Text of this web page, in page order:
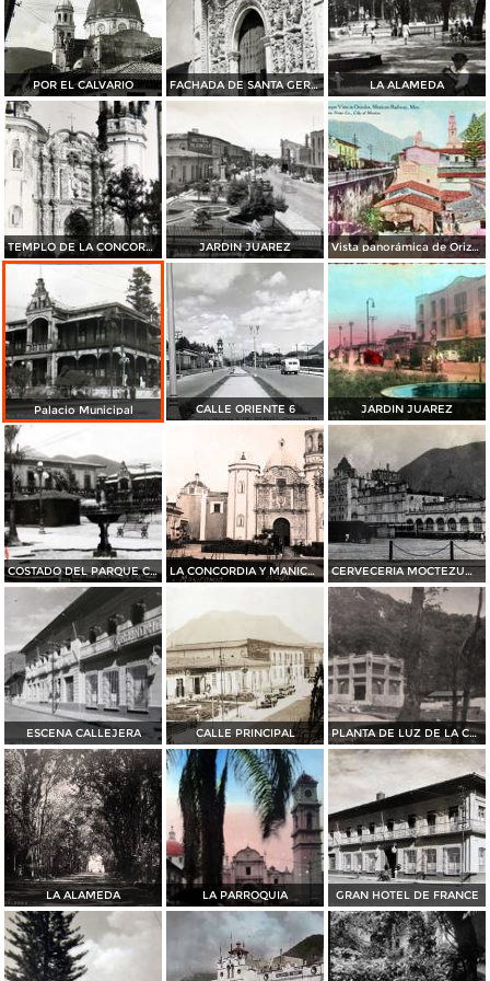
POR EL CALVARIO FACHADA DE SANTA GERTRUDES LA ALAMEDA
TEMPLO DE LA CONCORDIA JARDIN JUAREZ Vista panorámica de Orizaba
Palacio Municipal CALLE ORIENTE 6 JARDIN JUAREZ
COSTADO DEL PARQUE CASTILLO LA CONCORDIA Y MANICOMIO Por el fotografo Juan D Vasallo. CERVECERIA MOCTEZUMA
ESCENA CALLEJERA CALLE PRINCIPAL PLANTA DE LUZ DE LA CERVECERIA MOCTEZUMA
LA ALAMEDA LA PARROQUIA GRAN HOTEL DE FRANCE